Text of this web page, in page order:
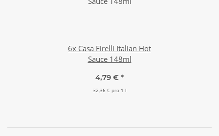
6x Casa Firelli Italian Hot
Sauce 148ml
4,79 € *
32,36 € pro 1 l